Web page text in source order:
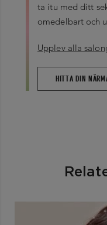
ta itu med ditt
omedelbart och
Upplev alla
HITTA DIN